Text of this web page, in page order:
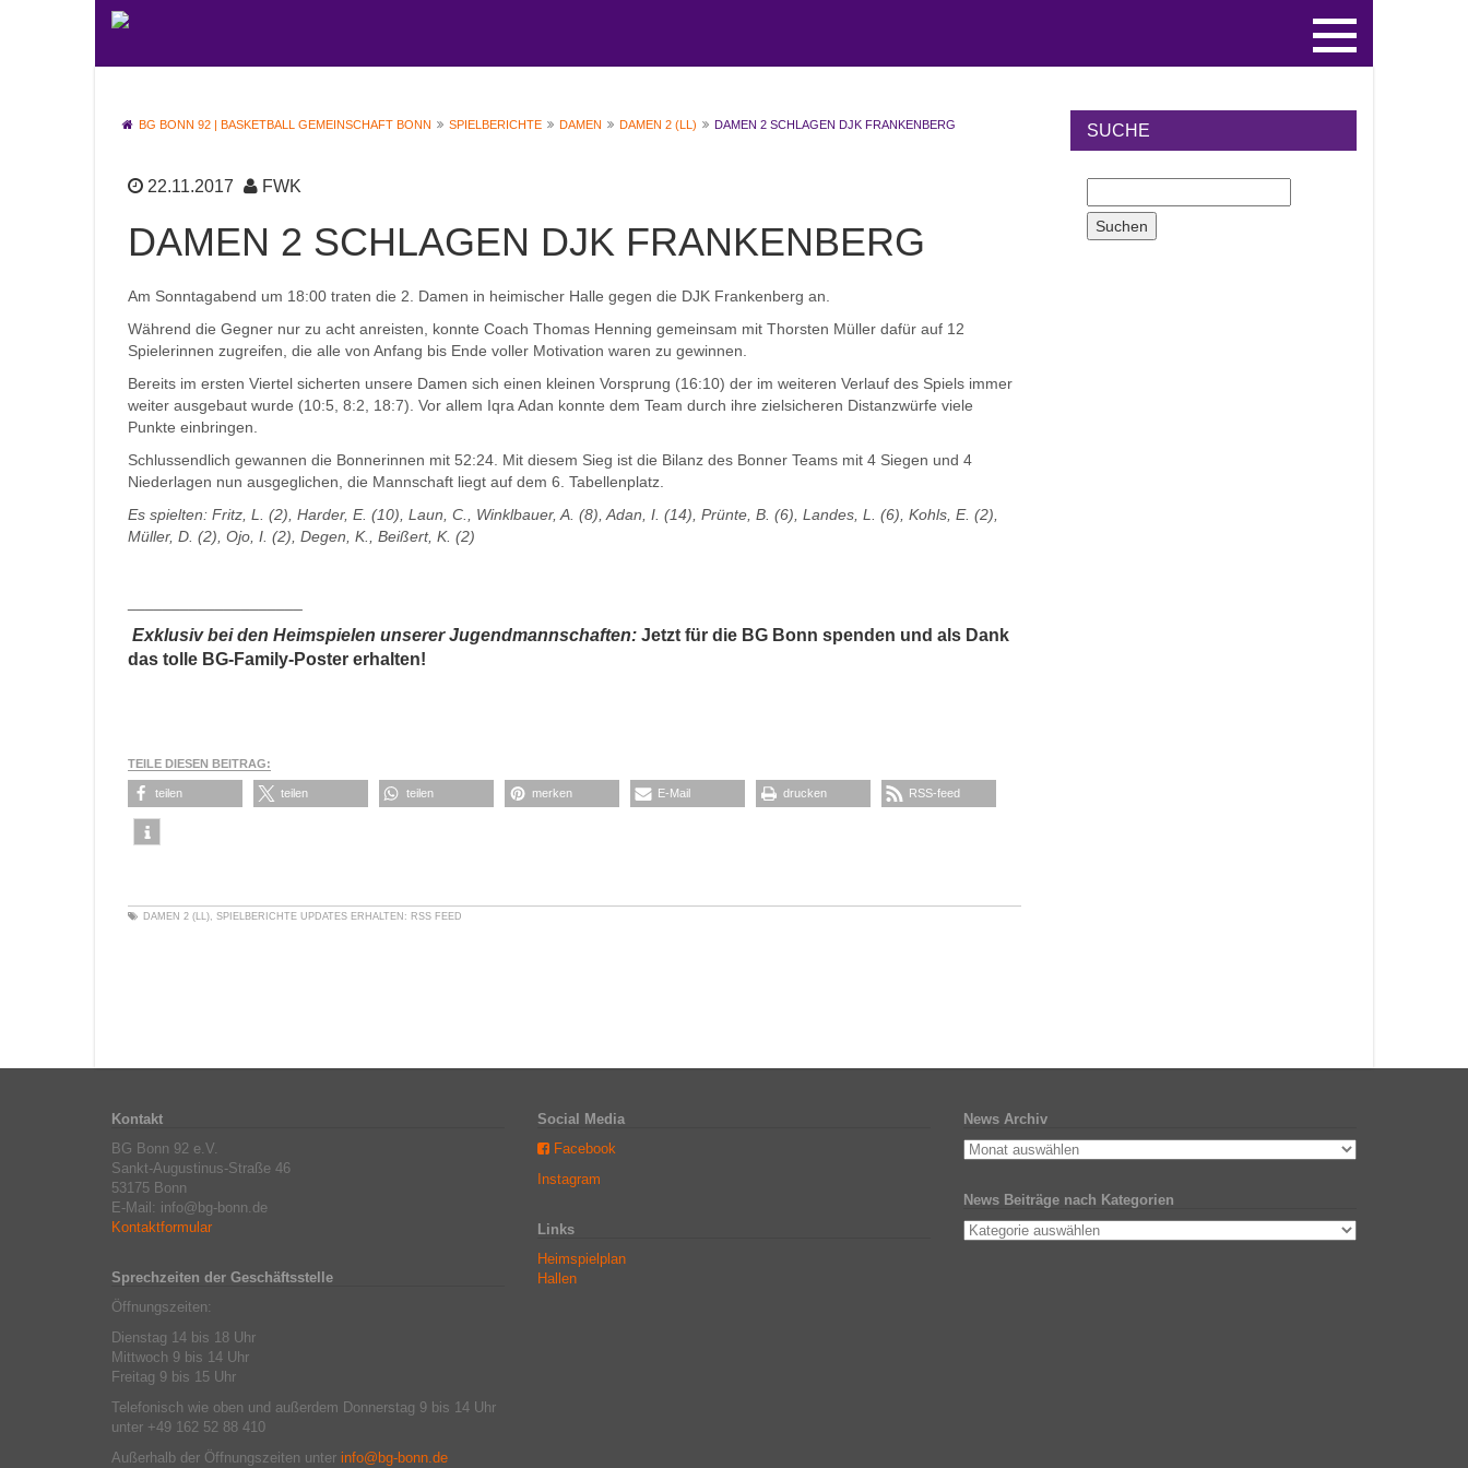
BG BONN 92 | BASKETBALL GEMEINSCHAFT BONN SPIELBERICHTE DAMEN DAMEN 2 (LL) DAMEN 2 SCHLAGEN DJK FRANKENBERG
22.11.2017 FWK
DAMEN 2 SCHLAGEN DJK FRANKENBERG
Am Sonntagabend um 18:00 traten die 2. Damen in heimischer Halle gegen die DJK Frankenberg an.
Während die Gegner nur zu acht anreisten, konnte Coach Thomas Henning gemeinsam mit Thorsten Müller dafür auf 12
Spielerinnen zugreifen, die alle von Anfang bis Ende voller Motivation waren zu gewinnen.
Bereits im ersten Viertel sicherten unsere Damen sich einen kleinen Vorsprung (16:10) der im weiteren Verlauf des Spiels immer
weiter ausgebaut wurde (10:5, 8:2, 18:7). Vor allem Iqra Adan konnte dem Team durch ihre zielsicheren Distanzwürfe viele
Punkte einbringen.
Schlussendlich gewannen die Bonnerinnen mit 52:24. Mit diesem Sieg ist die Bilanz des Bonner Teams mit 4 Siegen und 4
Niederlagen nun ausgeglichen, die Mannschaft liegt auf dem 6. Tabellenplatz.
Es spielten: Fritz, L. (2), Harder, E. (10), Laun, C., Winklbauer, A. (8), Adan, I. (14), Prünte, B. (6), Landes, L. (6), Kohls, E. (2),
Müller, D. (2), Ojo, I. (2), Degen, K., Beißert, K. (2)
Exklusiv bei den Heimspielen unserer Jugendmannschaften: Jetzt für die BG Bonn spenden und als Dank
das tolle BG-Family-Poster erhalten!
TEILE DIESEN BEITRAG:
teilen teilen teilen merken E-Mail drucken RSS-feed
DAMEN 2 (LL), SPIELBERICHTE UPDATES ERHALTEN: RSS FEED
SUCHE
Kontakt
BG Bonn 92 e.V.
Sankt-Augustinus-Straße 46
53175 Bonn
E-Mail: info@bg-bonn.de
Kontaktformular
Sprechzeiten der Geschäftsstelle
Öffnungszeiten:
Dienstag 14 bis 18 Uhr
Mittwoch 9 bis 14 Uhr
Freitag 9 bis 15 Uhr
Telefonisch wie oben und außerdem Donnerstag 9 bis 14 Uhr
unter +49 162 52 88 410
Außerhalb der Öffnungszeiten unter info@bg-bonn.de
Social Media
Facebook
Instagram
Links
Heimspielplan
Hallen
News Archiv
News Beiträge nach Kategorien